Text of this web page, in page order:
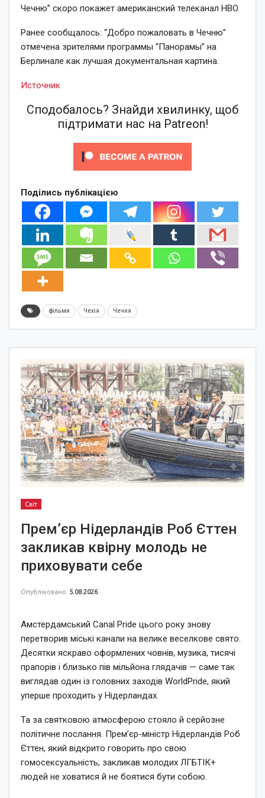
Чечню” скоро покажет американский телеканал HBO.
Ранее сообщалось: “Добро пожаловать в Чечню”
отмечена зрителями программы “Панорамы” на
Берлинале как лучшая документальная картина.
Источник
Сподобалось? Знайди хвилинку, щоб
підтримати нас на Patreon!
Поділись публікацією
фільми Чехія Чечня
Світ
Прем’єр Нідерландів Роб Єттен
закликав квірну молодь не
приховувати себе
Опубліковано 5.08.2026
Амстердамський Canal Pride цього року знову
перетворив міські канали на велике веселкове свято.
Десятки яскраво оформлених човнів, музика, тисячі
прапорів і близько пів мільйона глядачів — саме так
виглядав один із головних заходів WorldPride, який
уперше проходить у Нідерландах.
Та за святковою атмосферою стояло й серйозне
політичне послання. Прем’єр-міністр Нідерландів Роб
Єттен, який відкрито говорить про свою
гомосексуальність, закликав молодих ЛГБТІК+
людей не ховатися й не боятися бути собою.